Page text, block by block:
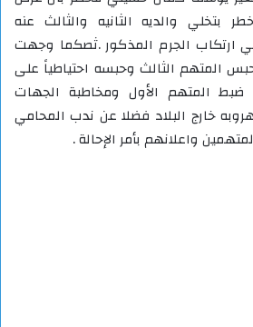
بتخلي والديه الثانيه والثالث عنه
ارتكاب الجرم المذكور .ثصكما وجهت
حبس المتهم الثالث وحبسه احتياطياً على
المتهم الأول ومخاطبة الجهات
هروبه خارج البلاد فضلا عن ندب المحامي
واعلانهم بأمر الإحالة .